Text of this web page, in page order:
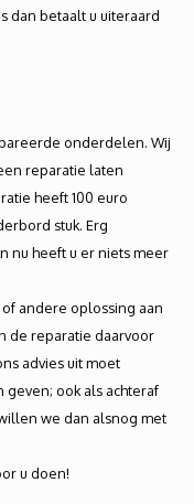
dan betaalt u uiteraard
onderdelen. Wij
reparatie laten
heeft 100 euro
stuk. Erg
nu heeft u er niets meer
andere oplossing aan
de reparatie daarvoor
advies uit moet
ook als achteraf
we dan alsnog met
u doen!